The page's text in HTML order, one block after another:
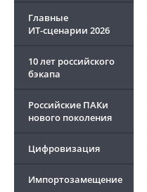
Главные
ИТ-сценарии 2026
10 лет российского
бэкапа
Российские ПАКи
нового поколения
Цифровизация
Импортозамещение